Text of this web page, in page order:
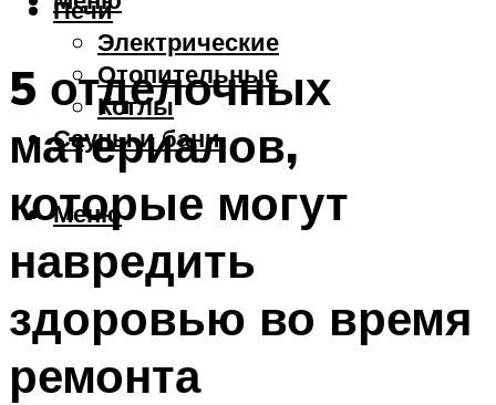
Печи
Электрические
Отопительные
Котлы
Сауны и бани
Меню
5 отделочных
материалов,
которые могут
навредить
здоровью во время
ремонта